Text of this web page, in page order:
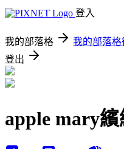
登入
我的部落格 我的部落格
登出
apple mary